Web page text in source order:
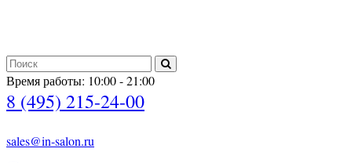
Время работы: 10:00 - 21:00
8 (495) 215-24-00
sales@in-salon.ru